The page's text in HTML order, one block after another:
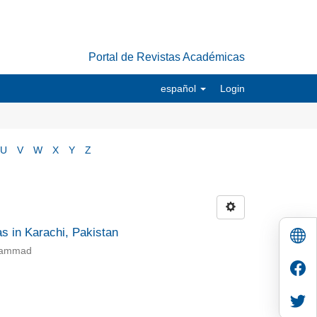
Portal de Revistas Académicas
español Login
U V W X Y Z
in Karachi, Pakistan